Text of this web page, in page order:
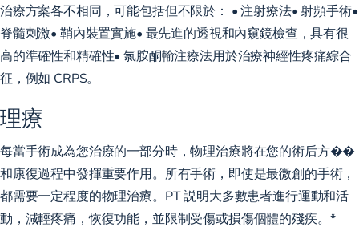
治療方案各不相同，可能包括但不限於： • 注射療法• 射頻手術•
脊髓刺激• 鞘內裝置實施• 最先進的透視和內窺鏡檢查，具有很
高的準確性和精確性• 氯胺酮輸注療法用於治療神經性疼痛綜合
征，例如 CRPS。
理療
每當手術成為您治療的一部分時，物理治療將在您的術后方��
和康復過程中發揮重要作用。所有手術，即使是最微創的手術，
都需要一定程度的物理治療。PT 説明大多數患者進行運動和活
動，減輕疼痛，恢復功能，並限制受傷或損傷個體的殘疾。*